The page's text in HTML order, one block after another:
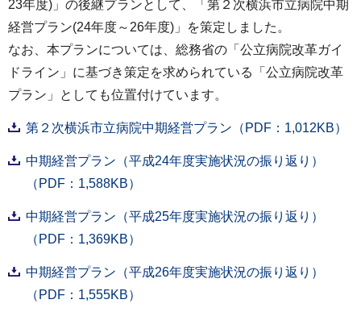
23年度)」の後継プランとして、「第２次横浜市立病院中期
経営プラン(24年度～26年度)」を策定しました。
なお、本プランについては、総務省の「公立病院改革ガイ
ドライン」に基づき策定を求められている「公立病院改革
プラン」としても位置付けています。
第２次横浜市立病院中期経営プラン（PDF：1,012KB）
中期経営プラン（平成24年度実施状況の振り返り）
（PDF：1,588KB）
中期経営プラン（平成25年度実施状況の振り返り）
（PDF：1,369KB）
中期経営プラン（平成26年度実施状況の振り返り）
（PDF：1,555KB）